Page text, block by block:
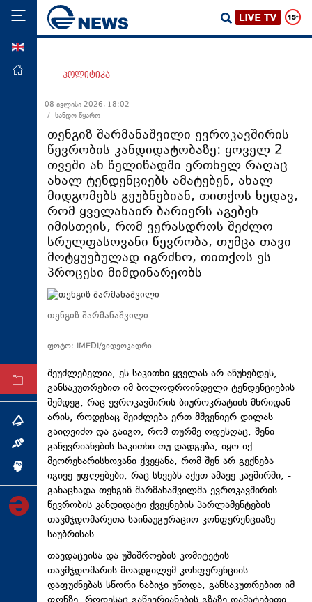
მთავარი
ეკონომიკა
მსოფლიო
ჯანდაცვა
საზოგადოება
სამართალი
თავდაცვა
რეგიონი
კულტურა
სპორტი
ტაბლოიდი
არქივი
თემა
ინტერვიუ
ინქვიზიცია
პოლიტიკა
08 ივლისი 2026, 18:02
/ სანდო წყარო
თენგიზ შარმანაშვილი ევროკავშირის
წევრობის კანდიდატობაზე: ყოველ 2
თვეში ან წელიწადში ერთხელ რაღაც
ახალ ტენდენციებს ამატებენ, ახალ
მიდგომებს გეუბნებიან, თითქოს ხედავ,
რომ ყველანაირ ბარიერს აგებენ
იმისთვის, რომ ვერასდროს შეძლო
სრულფასოვანი წევრობა, თუმცა თავი
მოტყუებულად იგრძნო, თითქოს ეს
პროცესი მიმდინარეობს
თენგიზ შარმანაშვილი
ფოტო: IMEDI/ვიდეოკადრი
შეუძლებელია, ეს საკითხი ყველას არ აწუხებდეს,
განსაკუთრებით იმ ბოლოდროინდელი ტენდენციების
შემდეგ, რაც ევროკავშირის ბიუროკრატიის მხრიდან
არის, როდესაც შეიძლება ერთ მშვენიერ დილას
გაიღვიძო და გაიგო, რომ თურმე ოდესღაც, შენი
გაწევრიანების საკითხი თუ დადგება, იყო იქ
მეორეხარისხოვანი ქვეყანა, რომ შენ არ გექნება
იგივე უფლებები, რაც სხვებს აქვთ ამავე კავშირში, -
განაცხადა თენგიზ შარმანაშვილმა ევროკავშირის
წევრობის კანდიდატი ქვეყნების პარლამენტების
თავმჯდომარეთა საინაუგურაციო კონფერენციაზე
საუბრისას.
თავდაცვისა და უშიშროების კომიტეტის
თავმჯდომარის მოადგილემ კონფერენციის
დაფუძნებას სწორი ნაბიჯი უწოდა, განსაკუთრებით იმ